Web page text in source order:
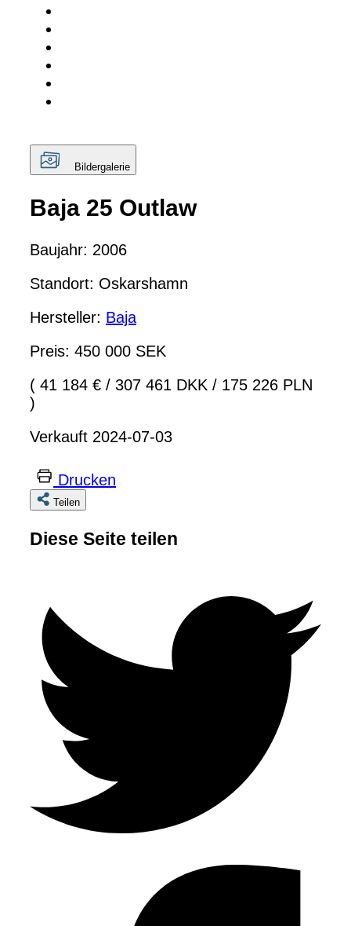
Bildergalerie
Baja 25 Outlaw
Baujahr: 2006
Standort: Oskarshamn
Hersteller: Baja
Preis: 450 000 SEK
( 41 184 € / 307 461 DKK / 175 226 PLN
)
Verkauft 2024-07-03
Drucken
Teilen
Diese Seite teilen